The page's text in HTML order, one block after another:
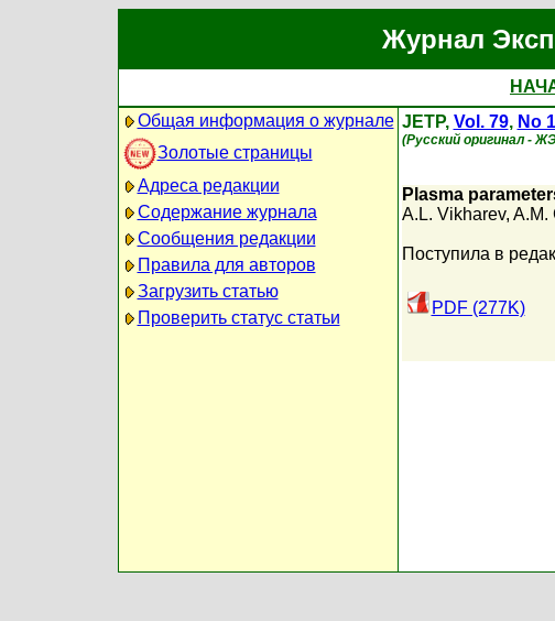
Журнал
Общая информация о журнале
Золотые страницы
Адреса редакции
Содержание журнала
Сообщения редакции
Правила для авторов
Загрузить статью
Проверить статус статьи
JETP, Vol. 79, No 1
(Русский оригинал -
Plasma
A.L. Vikharev, A.M.
Поступила в
PDF (277K)